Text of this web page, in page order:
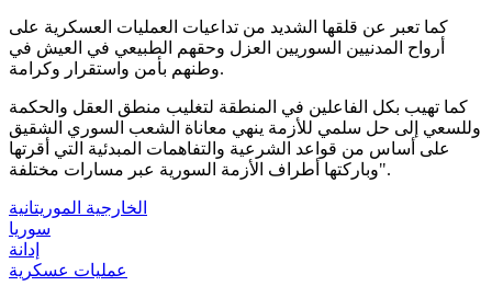
كما تعبر عن قلقها الشديد من تداعيات العمليات العسكرية على
أرواح المدنيين السوريين العزل وحقهم الطبيعي في العيش في
وطنهم بأمن واستقرار وكرامة.
كما تهيب بكل الفاعلين في المنطقة لتغليب منطق العقل والحكمة
وللسعي إلى حل سلمي للأزمة ينهي معاناة الشعب السوري الشقيق
على أساس من قواعد الشرعية والتفاهمات المبدئية التي أقرتها
وباركتها أطراف الأزمة السورية عبر مسارات مختلفة".
الخارجية الموريتانية
سوريا
إدانة
عمليات عسكرية